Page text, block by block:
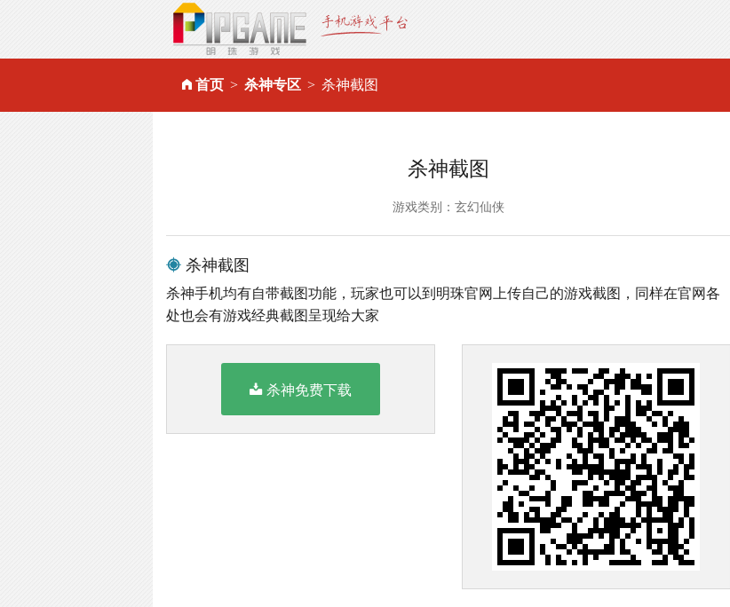
首页 杀神专区 杀神截图
杀神截图
游戏类别：玄幻仙侠
杀神截图
杀神手机均有自带截图功能，玩家也可以到明珠官网上传自己的游戏截图，同样在官网各
处也会有游戏经典截图呈现给大家
杀神免费下载